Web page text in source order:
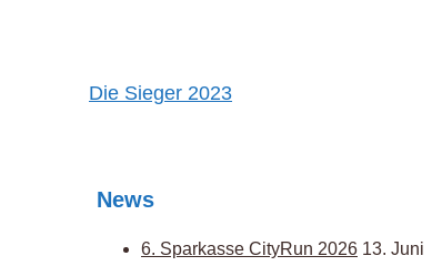
Post
Die Sieger 2023
News
6. Sparkasse CityRun 2026 13. Juni